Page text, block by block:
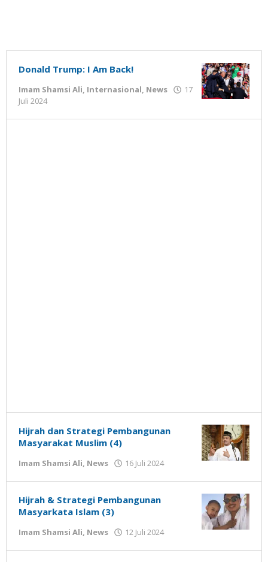
Donald Trump: I Am Back!
Imam Shamsi Ali, Internasional, News
17
Juli 2024
Susanto
Hijrah dan Strategi Pembangunan
Masyarakat Muslim (4)
Imam Shamsi Ali, News 16 Juli 2024
Susanto
Hijrah & Strategi Pembangunan
Masyarkata Islam (3)
Imam Shamsi Ali, News 12 Juli 2024
Susanto